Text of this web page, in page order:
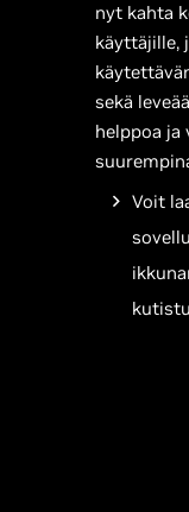
nyt kahta
käyttäjille,
sekä
helppoa ja
Voit